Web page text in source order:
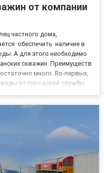
от компании
частного дома,
обеспечить наличие в
А для этого необходимо
скважин. Преимуществ
много. Во-первых,
от городской службы